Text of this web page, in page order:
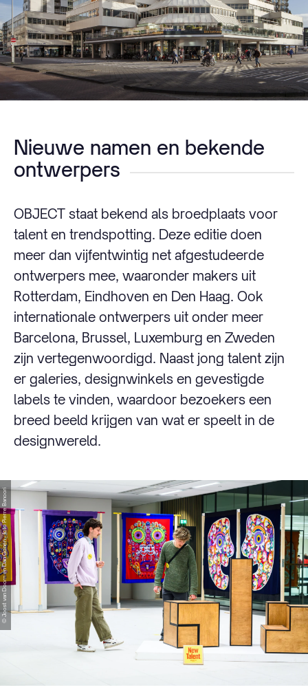
Nieuwe namen en bekende
ontwerpers
OBJECT staat bekend als broedplaats voor
talent en trendspotting. Deze editie doen
meer dan vijfentwintig net afgestudeerde
ontwerpers mee, waaronder makers uit
Rotterdam, Eindhoven en Den Haag. Ook
internationale ontwerpers uit onder meer
Barcelona, Brussel, Luxemburg en Zweden
zijn vertegenwoordigd. Naast jong talent zijn
er galeries, designwinkels en gevestigde
labels te vinden, waardoor bezoekers een
breed beeld krijgen van wat er speelt in de
designwereld.
© Joost van Doorn en Dan Gonen - foto Pierre Banoori